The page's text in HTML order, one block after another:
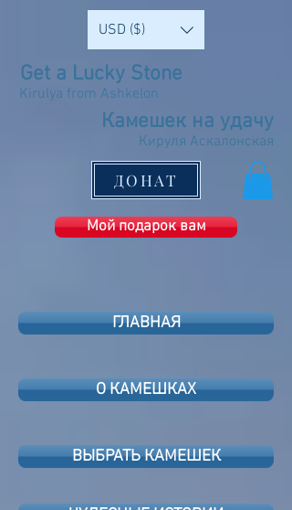
USD ($)
Get a Lucky Stone
Kirulya from Ashkelon
Камешек на удачу
Кируля Аскалонская
ДОНАТ
Мой подарок вам
ГЛАВНАЯ
О КАМЕШКАХ
ВЫБРАТЬ КАМЕШЕК